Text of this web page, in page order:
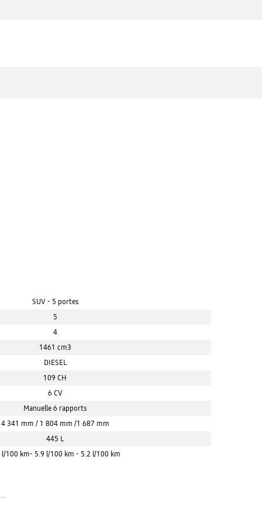
SUV - 5 portes
5
4
1461 cm3
DIESEL
109 CH
6 CV
Manuelle 6 rapports
4 341 mm / 1 804 mm /1 687 mm
445 L
l/100 km- 5.9 l/100 km - 5.2 l/100 km